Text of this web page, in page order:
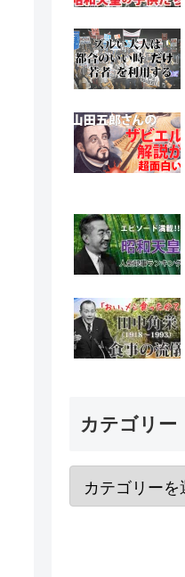
カテゴリー